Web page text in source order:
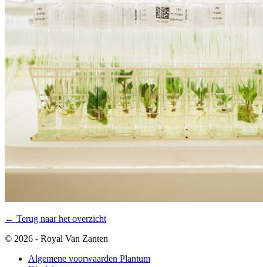
← Terug naar het overzicht
© 2026 - Royal Van Zanten
Algemene voorwaarden Plantum